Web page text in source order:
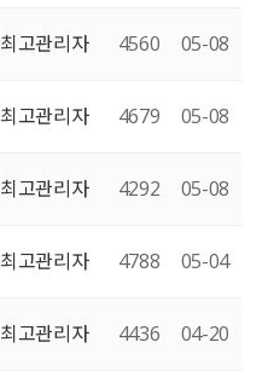
최고관리자 4560 05-08
최고관리자 4679 05-08
최고관리자 4292 05-08
최고관리자 4788 05-04
최고관리자 4436 04-20